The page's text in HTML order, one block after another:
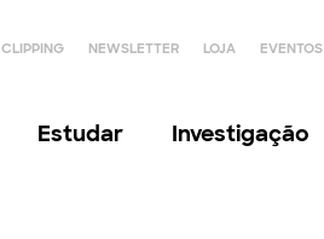
CLIPPING NEWSLETTER LOJA EVENTOS
Estudar Investigação